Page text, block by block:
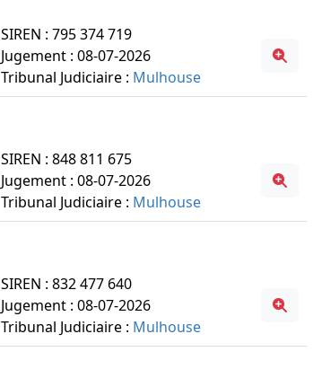
SIREN : 795 374 719
Jugement : 08-07-2026
Tribunal Judiciaire : Mulhouse
SIREN : 848 811 675
Jugement : 08-07-2026
Tribunal Judiciaire : Mulhouse
SIREN : 832 477 640
Jugement : 08-07-2026
Tribunal Judiciaire : Mulhouse